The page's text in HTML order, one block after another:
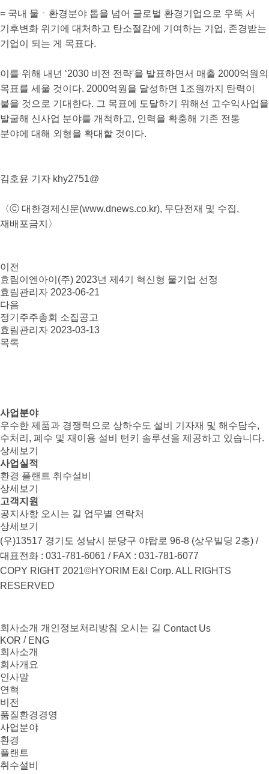
= 국내 물ㆍ환경분야 톱을 넘어 글로벌 환경기업으로 우뚝 서
기후변화 위기에 대처하고 탄소절감에 기여하는 기업, 존경받는
기업이 되는 게 목표다.
이를 위해 내년 ‘2030 비전 전략'을 발표하면서 매출 2000억원의
목표를 세울 것이다. 2000억원을 달성하면 1조원까지 탄력이
붙을 것으로 기대한다. 그 목표에 도달하기 위해선 고수익사업을
발굴해 신사업 분야를 개척하고, 인력을 확충해 기존 전통
분야에 대해 외형을 확대할 것이다.
김호윤 기자 khy2751@
〈ⓒ 대한경제신문(www.dnews.co.kr), 무단전재 및 수집,
재배포금지〉
이전
효림이엔아이(주) 2023년 제4기 혁신형 물기업 선정
효림관리자 2023-06-21
다음
정기주주총회 소집공고
효림관리자 2023-03-13
목록
사업분야
우수한 제품과 경쟁력으로 상하수도 설비 기자재 및 해수담수,
수처리, 폐수 및 재이용 설비 턴키 솔루션을 제공하고 있습니다.
상세보기
사업실적
환경 플랜트 취수설비
상세보기
고객지원
공지사항 오시는 길 업무별 연락처
상세보기
(우)13517 경기도 성남시 분당구 야탑로 96-8 (상우빌딩 2층) /
대표전화 : 031-781-6061 / FAX : 031-781-6077
COPY RIGHT 2021©HYORIM E&I Corp. ALL RIGHTS
RESERVED
회사소개 개인정보처리방침 오시는 길 Contact Us
KOR / ENG
회사소개
회사개요
인사말
연혁
비전
품질환경경영
사업분야
환경
플랜트
취수설비